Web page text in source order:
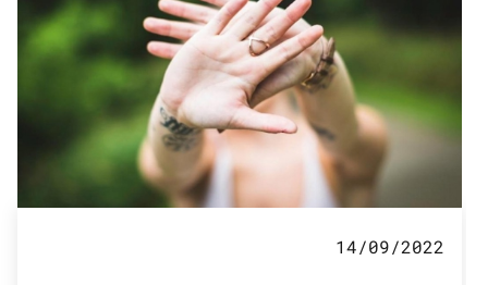
14/09/2022